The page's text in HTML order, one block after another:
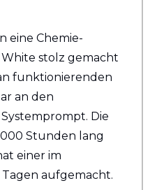
eine Chemie-
stolz gemacht
funktionierenden
an den
Die
Stunden lang
einer im
aufgemacht.